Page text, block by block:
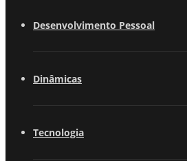
Desenvolvimento Pessoal
Dinâmicas
Tecnologia